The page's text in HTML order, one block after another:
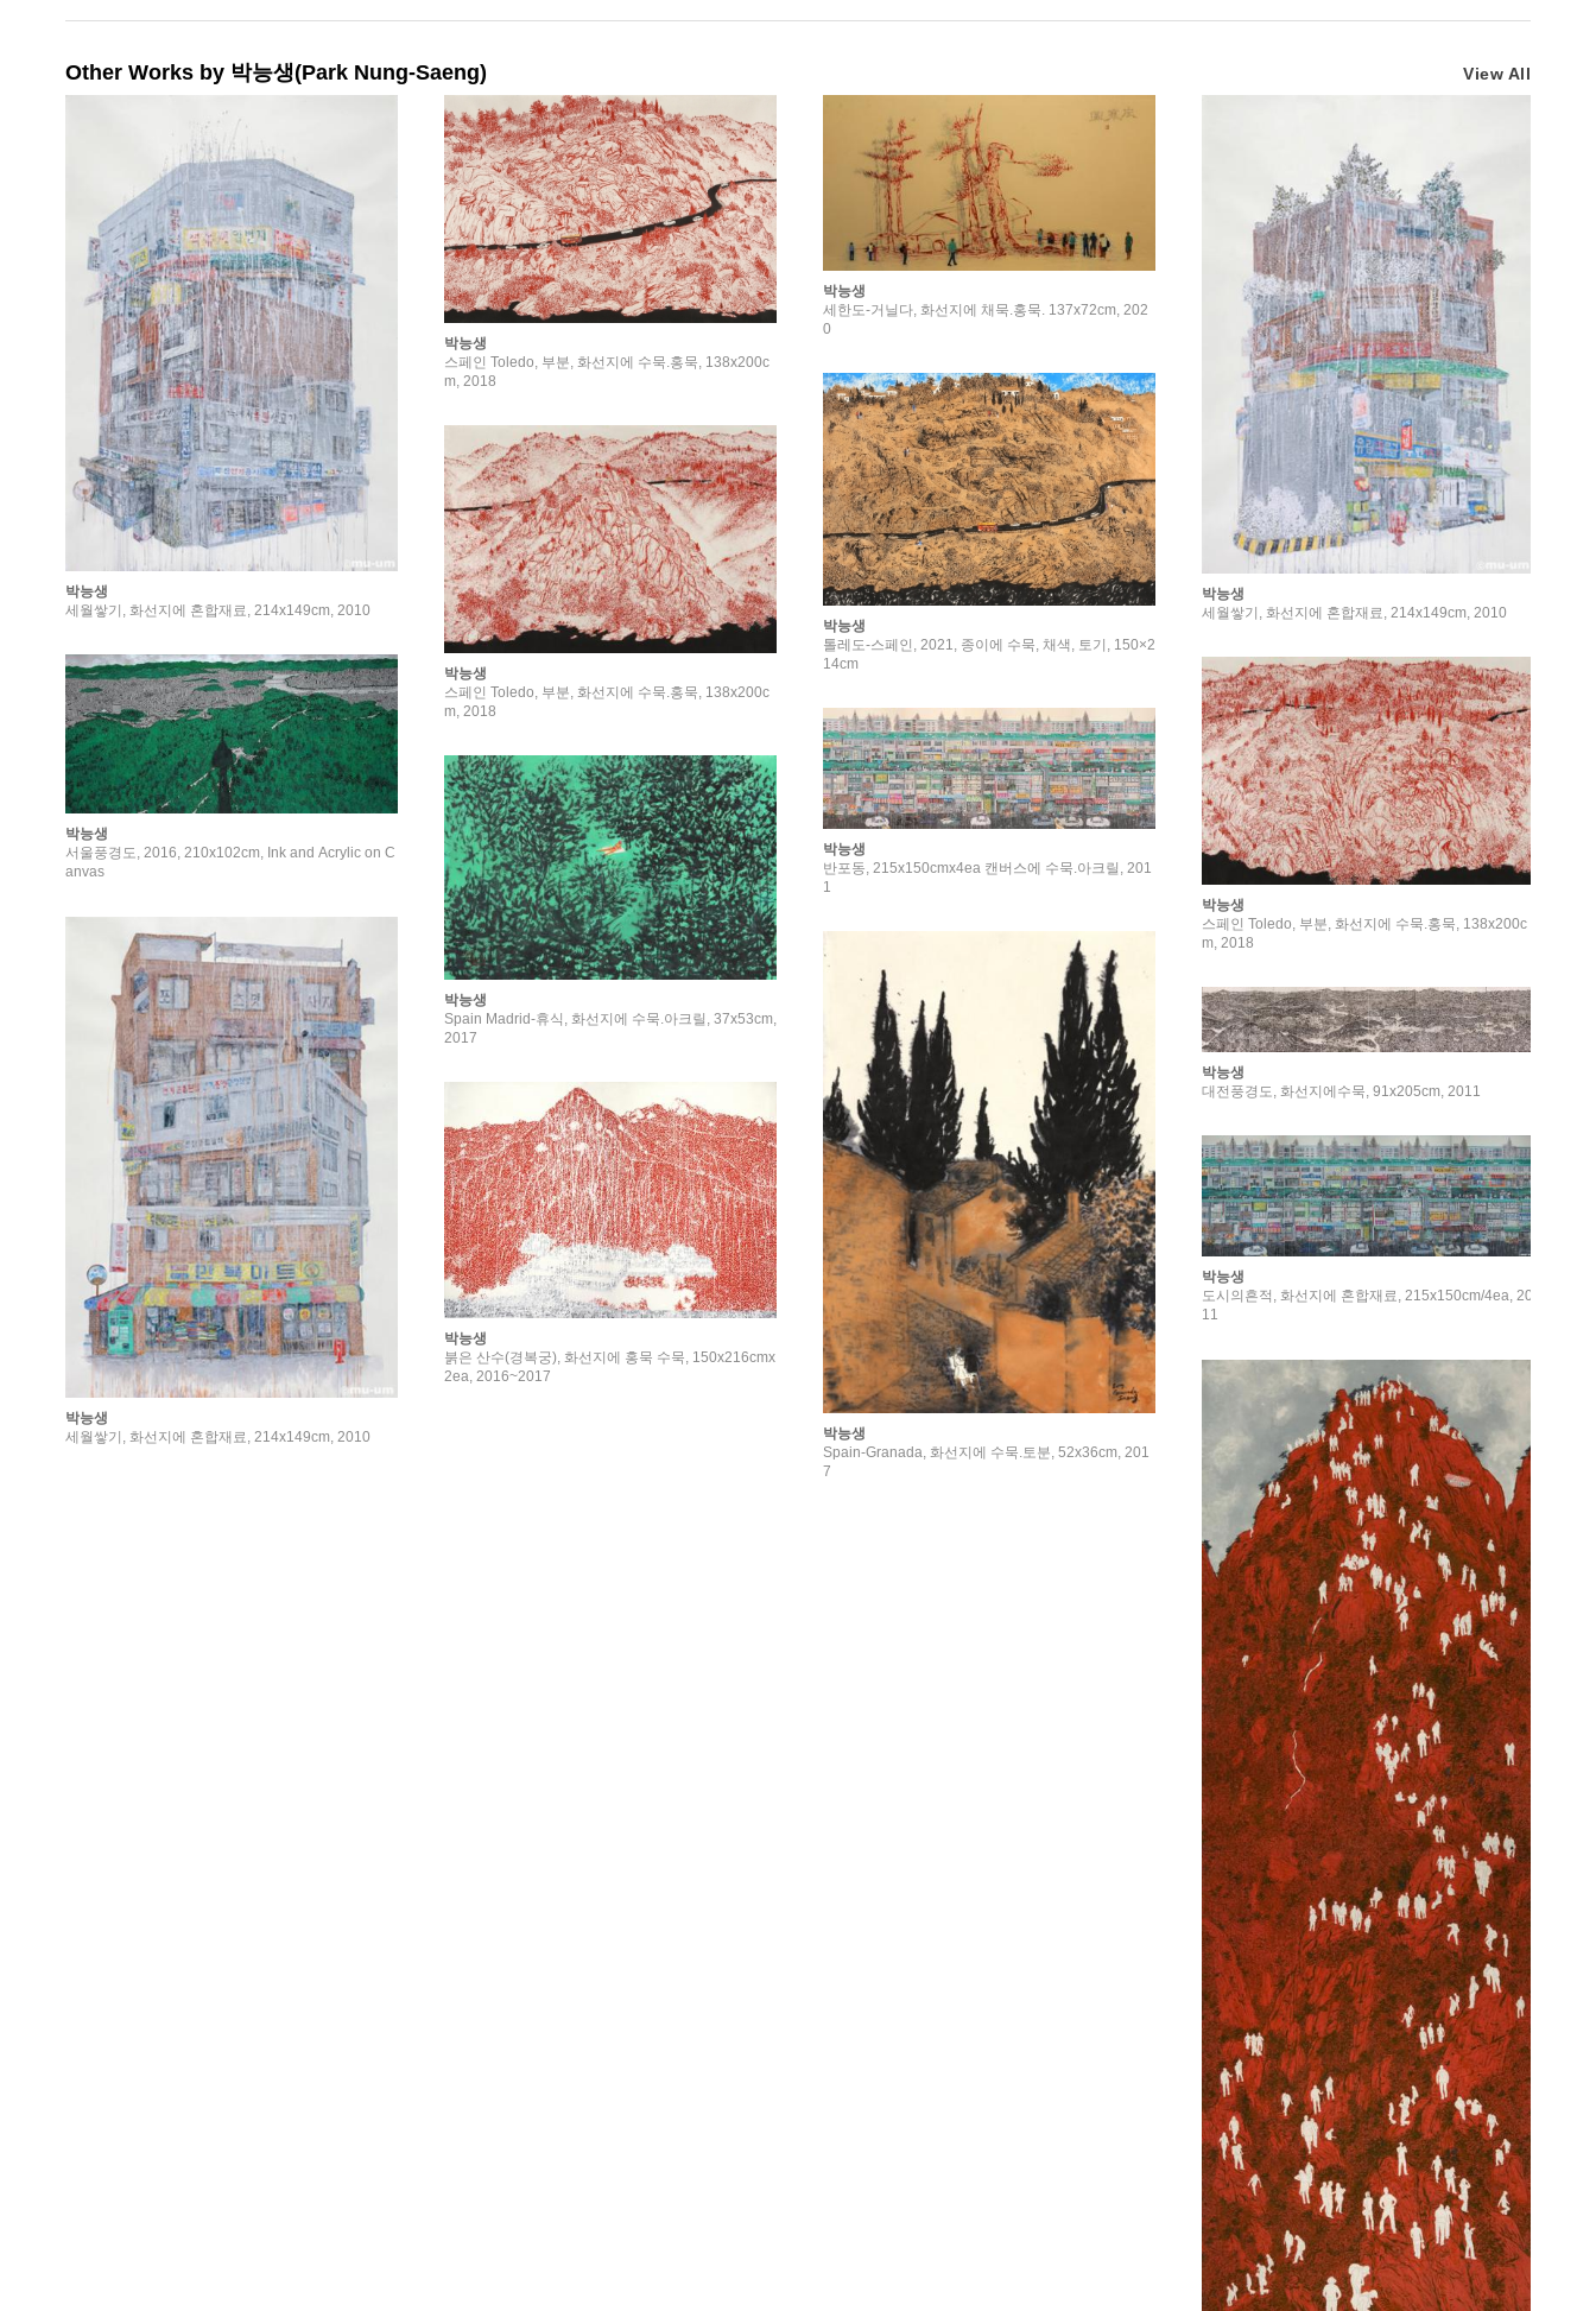
Other Works by 박능생(Park Nung-Saeng) View All
박능생
세월쌓기, 화선지에 혼합재료, 214x149cm, 2010
박능생
스페인 Toledo, 부분, 화선지에 수묵.홍묵, 138x200c
m, 2018
박능생
세한도-거닐다, 화선지에 채묵.홍묵. 137x72cm, 202
0
박능생
세월쌓기, 화선지에 혼합재료, 214x149cm, 2010
박능생
톨레도-스페인, 2021, 종이에 수묵, 채색, 토기, 150×2
14cm
박능생
스페인 Toledo, 부분, 화선지에 수묵.홍묵, 138x200c
m, 2018
박능생
서울풍경도, 2016, 210x102cm, Ink and Acrylic on C
anvas
박능생
스페인 Toledo, 부분, 화선지에 수묵.홍묵, 138x200c
m, 2018
박능생
반포동, 215x150cmx4ea 캔버스에 수묵.아크릴, 201
1
박능생
Spain Madrid-휴식, 화선지에 수묵.아크릴, 37x53cm,
2017
박능생
세월쌓기, 화선지에 혼합재료, 214x149cm, 2010
박능생
Spain-Granada, 화선지에 수묵.토분, 52x36cm, 201
7
박능생
대전풍경도, 화선지에수묵, 91x205cm, 2011
박능생
붉은 산수(경복궁), 화선지에 홍묵 수묵, 150x216cmx
2ea, 2016~2017
박능생
도시의흔적, 화선지에 혼합재료, 215x150cm/4ea, 20
11